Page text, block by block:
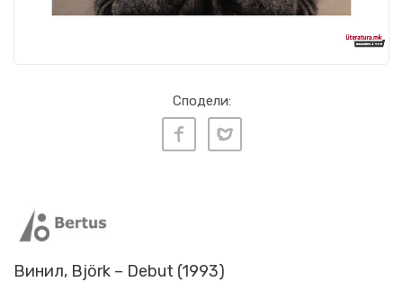
Сподели:
Винил, Björk – Debut (1993)